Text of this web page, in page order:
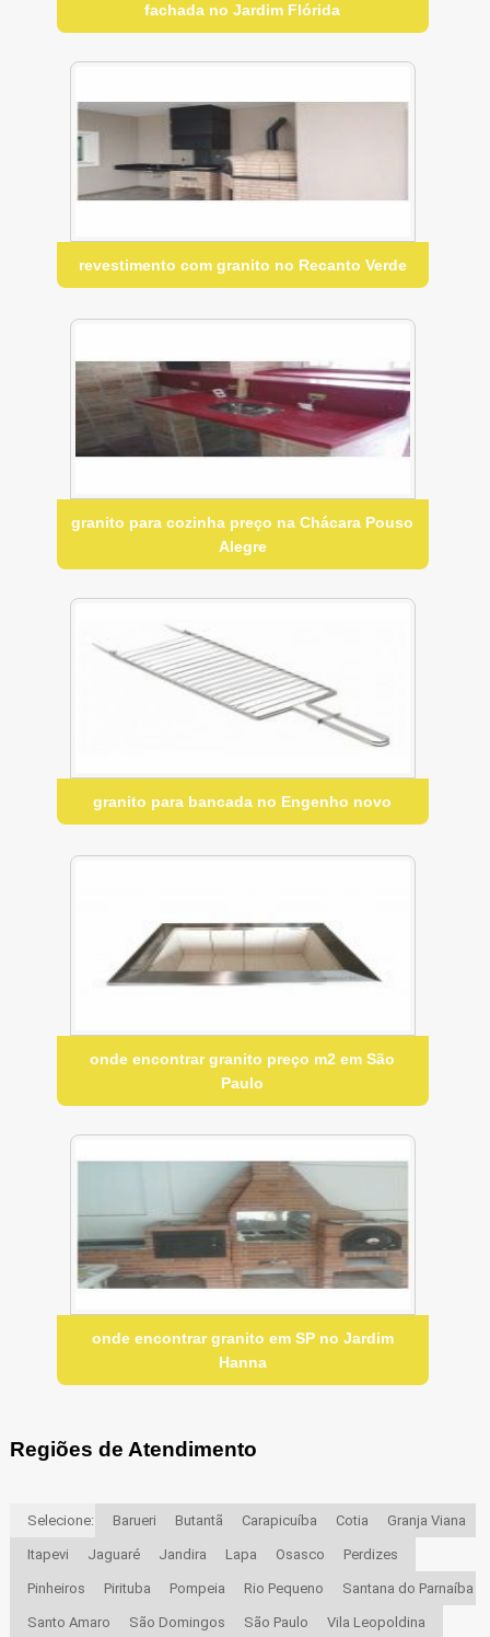
fachada no Jardim Flórida
revestimento com granito no Recanto Verde
granito para cozinha preço na Chácara Pouso
Alegre
granito para bancada no Engenho novo
onde encontrar granito preço m2 em São
Paulo
onde encontrar granito em SP no Jardim
Hanna
Regiões de Atendimento
Selecione: Barueri Butantã Carapicuíba Cotia Granja Viana
Itapevi Jaguaré Jandira Lapa Osasco Perdizes
Pinheiros Pirituba Pompeia Rio Pequeno Santana do Parnaíba
Santo Amaro São Domingos São Paulo Vila Leopoldina